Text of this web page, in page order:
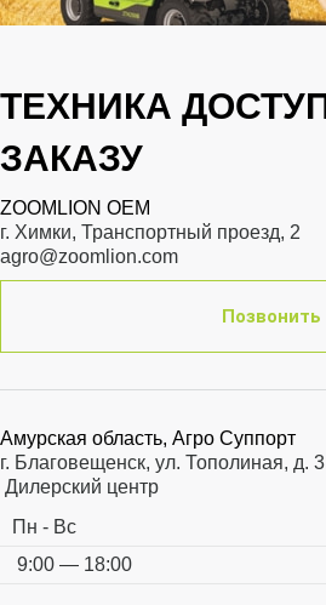
ZOOMLION OEM
г. Химки, Транспортный проезд, 2
agro@zoomlion.com
Позвонить
Амурская область, Агро Суппорт
г. Благовещенск, ул. Тополиная, д. 3
Дилерский центр
Пн - Вс
9:00 — 18:00